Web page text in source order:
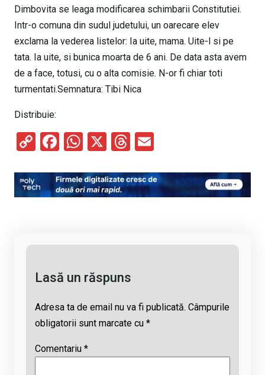
Dimbovita se leaga modificarea schimbarii Constitutiei.
Intr-o comuna din sudul judetului, un oarecare elev
exclama la vederea listelor: Ia uite, mama. Uite-l si pe
tata. Ia uite, si bunica moarta de 6 ani. De data asta avem
de a face, totusi, cu o alta comisie. N-or fi chiar toti
turmentati.Semnatura: Tibi Nica
Distribuie:
C
py
Li
F
ce
b
W
at
s
X
T
e
a
ail
Lasă un răspuns
Adresa ta de email nu va fi publicată. Câmpurile
obligatorii sunt marcate cu *
Comentariu *